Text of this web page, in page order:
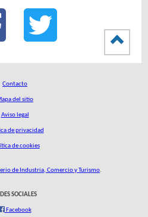
Contacto
del sitio
Aviso legal
de privacidad
de cookies
de Industria, Comercio y Turismo.
SOCIALES
Facebook